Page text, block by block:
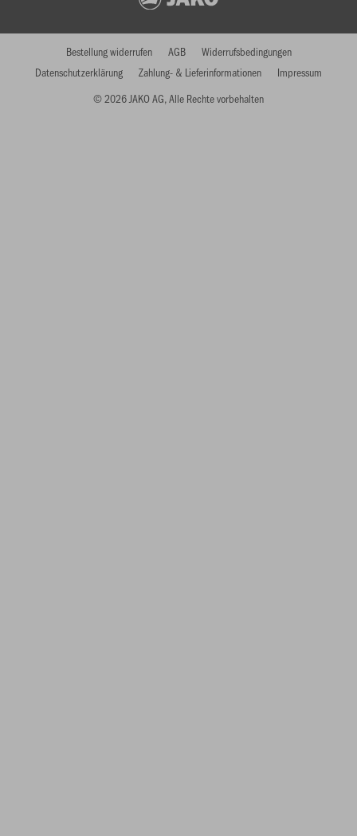
© 2026 JAKO AG, Alle Rechte vorbehalten
Bestellung widerrufen AGB
Widerrufsbedingungen
Datenschutzerklärung
Zahlung- & Lieferinformationen Impressum